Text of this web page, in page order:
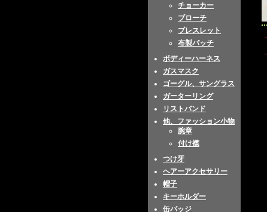
チョーカー
ブローチ
ブレスレット
布製パッチ
ボディーハーネス
ガスマスク
ゴーグル、サングラス
ガーターリング
リストバンド
他、ファッション小物
腕章
付け襟
つけ牙
ヘアーアクセサリー
帽子
キーホルダー
缶バッジ